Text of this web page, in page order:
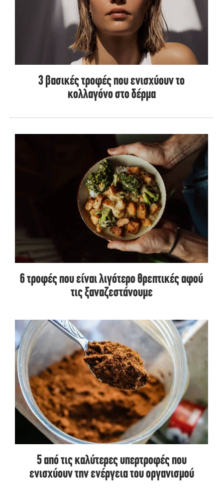
3 βασικές τροφές που ενισχύουν το
κολλαγόνο στο δέρμα
6 τροφές που είναι λιγότερο θρεπτικές αφού
τις ξαναζεστάνουμε
5 από τις καλύτερες υπερτροφές που
ενισχύουν την ενέργεια του οργανισμού